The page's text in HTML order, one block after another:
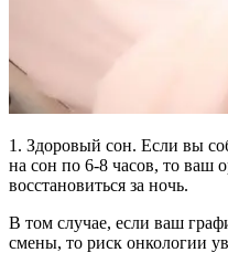
1. Здоровый сон. Если вы
на сон по 6-8 часов, то ваш
восстановиться за ночь.
В том случае, если ваш
смены, то риск онкологии